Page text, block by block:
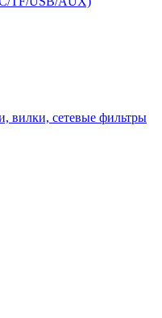
вилки, сетевые фильтры